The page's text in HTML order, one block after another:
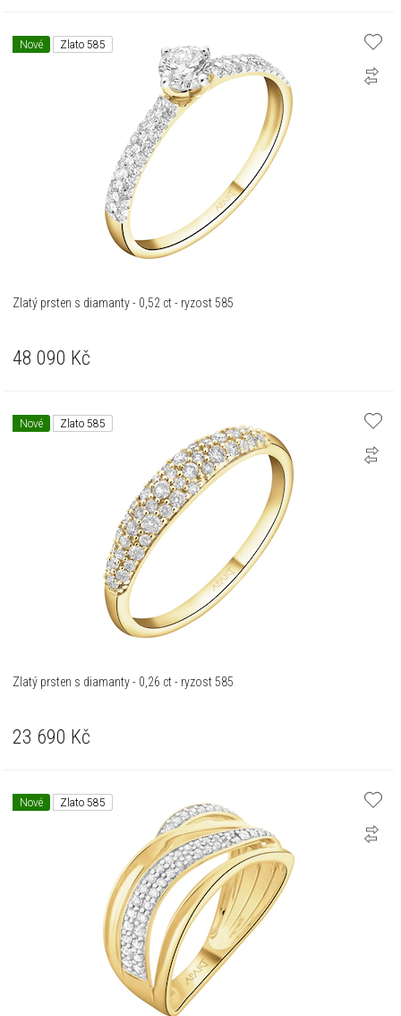
Nové Zlato 585
Zlatý prsten s diamanty - 0,52 ct - ryzost 585
48 090 Kč
Nové Zlato 585
Zlatý prsten s diamanty - 0,26 ct - ryzost 585
23 690 Kč
Nové Zlato 585